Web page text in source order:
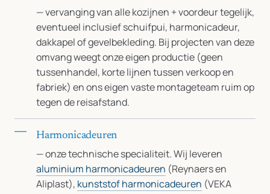
— vervanging van alle kozijnen + voordeur tegelijk,
eventueel inclusief schuifpui, harmonicadeur,
dakkapel of gevelbekleding. Bij projecten van deze
omvang weegt onze eigen productie (geen
tussenhandel, korte lijnen tussen verkoop en
fabriek) en ons eigen vaste montageteam ruim op
tegen de reisafstand.
Harmonicadeuren
— onze technische specialiteit. Wij leveren
aluminium harmonicadeuren (Reynaers en
Aliplast), kunststof harmonicadeuren (VEKA